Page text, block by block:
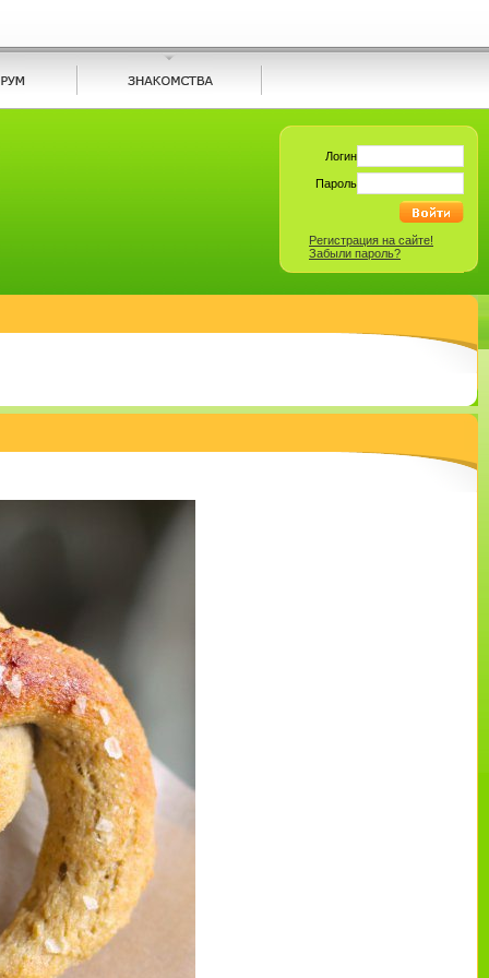
Логин
Пароль
Регистрация на сайте!
Забыли пароль?